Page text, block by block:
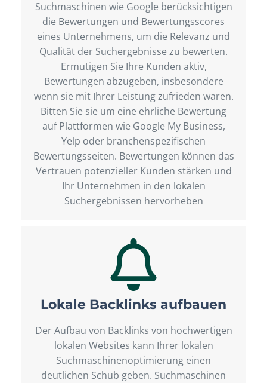
Suchmaschinen wie Google berücksichtigen
die Bewertungen und Bewertungsscores
eines Unternehmens, um die Relevanz und
Qualität der Suchergebnisse zu bewerten.
Ermutigen Sie Ihre Kunden aktiv,
Bewertungen abzugeben, insbesondere
wenn sie mit Ihrer Leistung zufrieden waren.
Bitten Sie sie um eine ehrliche Bewertung
auf Plattformen wie Google My Business,
Yelp oder branchenspezifischen
Bewertungsseiten. Bewertungen können das
Vertrauen potenzieller Kunden stärken und
Ihr Unternehmen in den lokalen
Suchergebnissen hervorheben
Lokale Backlinks aufbauen
Der Aufbau von Backlinks von hochwertigen
lokalen Websites kann Ihrer lokalen
Suchmaschinenoptimierung einen
deutlichen Schub geben. Suchmaschinen